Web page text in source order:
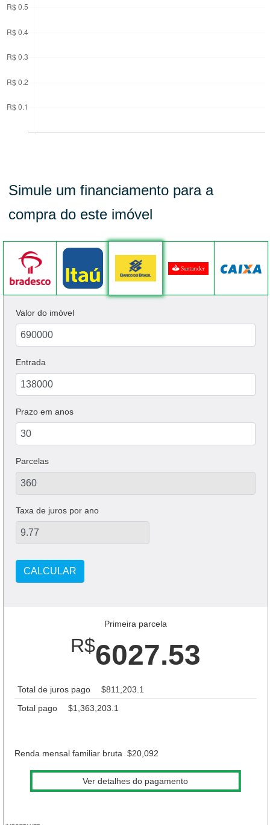
Simule um financiamento para a
compra do este imóvel
Valor do imóvel
Entrada
Prazo em anos
Parcelas
Taxa de juros por ano
CALCULAR
Primeira parcela
R$6027.53
Total de juros pago
$811,203.1
Total pago
$1,363,203.1
Renda mensal familiar bruta $20,092
Ver detalhes do pagamento